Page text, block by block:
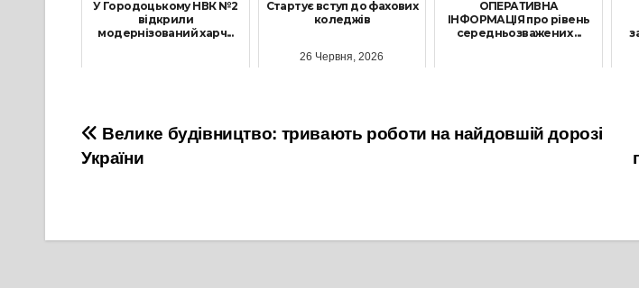
У Городоцькому НВК №2
відкрили
модернізований харч...
Стартує вступ до фахових
коледжів
26 Червня, 2026
ОПЕРАТИВНА
ІНФОРМАЦІЯ про рівень
середньозважених ...
Навігація
записів
Велике будівництво: тривають роботи на найдовшій дорозі
України